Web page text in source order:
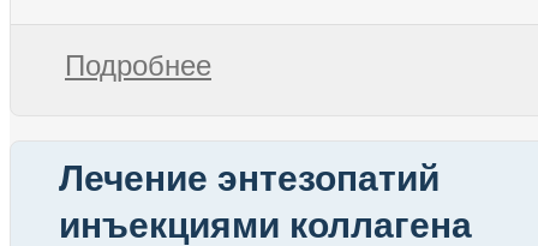
Подробнее
Лечение энтезопатий
инъекциями коллагена